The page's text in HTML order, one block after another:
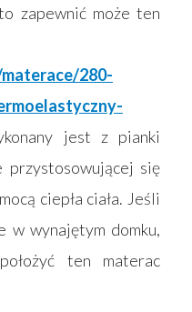
zapewnić może ten
280-
jest z pianki
przystosowującej się
ciepła ciała. Jeśli
w wynajętym domku,
ten materac